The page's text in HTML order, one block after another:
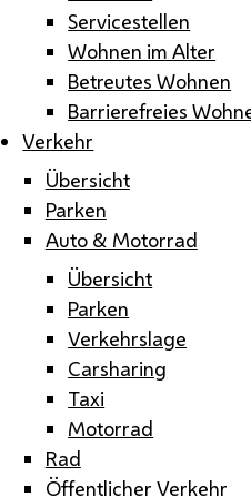
Servicestellen
Wohnen im Alter
Betreutes Wohnen
Barrierefreies
Verkehr
Übersicht
Parken
Auto & Motorrad
Übersicht
Parken
Verkehrslage
Carsharing
Taxi
Motorrad
Rad
Öffentlicher Verkehr